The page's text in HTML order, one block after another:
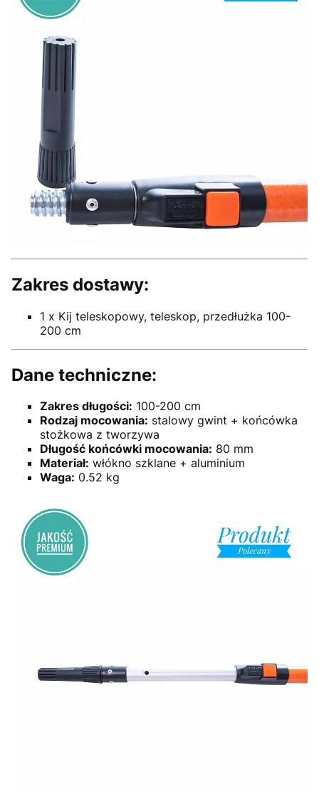
Zakres dostawy:
1 x Kij teleskopowy, teleskop, przedłużka 100-
200 cm
Dane techniczne:
Zakres długości: 100-200 cm
Rodzaj mocowania: stalowy gwint + końcówka
stożkowa z tworzywa
Długość końcówki mocowania: 80 mm
Materiał: włókno szklane + aluminium
Waga: 0.52 kg